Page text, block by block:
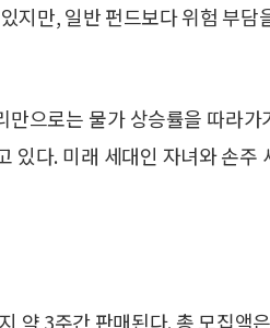
지만, 일반 펀드보다 위험 부담
으로는 물가 상승률을 따라가
있다. 미래 세대인 자녀와 손주
약 3주간 판매된다. 총 모집액